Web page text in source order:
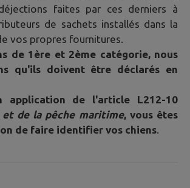
faites par ces derniers à
de sachets installés dans la
vos propres fournitures.
de 1ère et 2ème catégorie, nous
qu'ils doivent être déclarés en
application de l'article L212-10
et de la pêche maritime, vous êtes
de faire identifier vos chiens